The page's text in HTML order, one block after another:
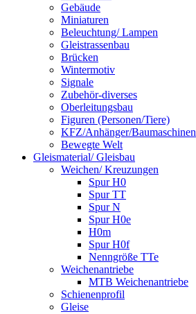
Gebäude
Miniaturen
Beleuchtung/ Lampen
Gleistrassenbau
Brücken
Wintermotiv
Signale
Zubehör-diverses
Oberleitungsbau
Figuren (Personen/Tiere)
KFZ/Anhänger/Baumaschinen
Bewegte Welt
Gleismaterial/ Gleisbau
Weichen/ Kreuzungen
Spur H0
Spur TT
Spur N
Spur H0e
H0m
Spur H0f
Nenngröße TTe
Weichenantriebe
MTB Weichenantriebe
Schienenprofil
Gleise